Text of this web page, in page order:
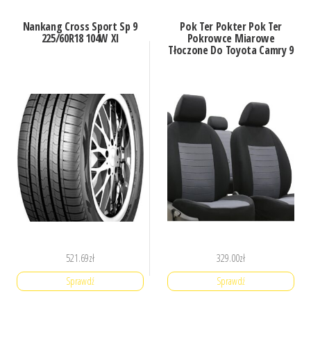
Nankang Cross Sport Sp 9
225/60R18 104W Xl
521.69zł
Sprawdź
Pok Ter Pokter Pok Ter
Pokrowce Miarowe
Tłoczone Do Toyota Camry 9
329.00zł
Sprawdź